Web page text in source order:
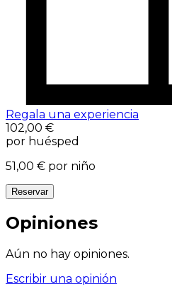
Regala una experiencia
102,00 €
por huésped
51,00 € por niño
Reservar
Opiniones
Aún no hay opiniones.
Escribir una opinión